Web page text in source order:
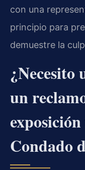
con una
principio para
demuestre la
¿Necesito
un
Condado